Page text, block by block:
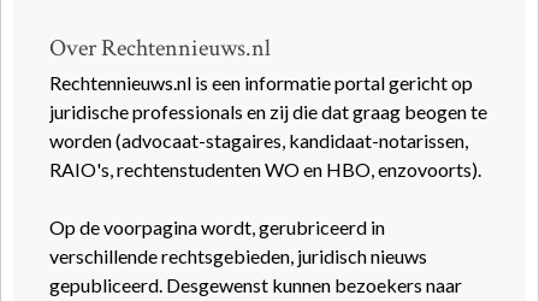
Over Rechtennieuws.nl
Rechtennieuws.nl is een informatie portal gericht op
juridische professionals en zij die dat graag beogen te
worden (advocaat-stagaires, kandidaat-notarissen,
RAIO's, rechtenstudenten WO en HBO, enzovoorts).
Op de voorpagina wordt, gerubriceerd in
verschillende rechtsgebieden, juridisch nieuws
gepubliceerd. Desgewenst kunnen bezoekers naar